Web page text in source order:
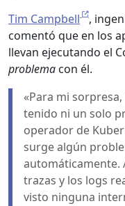
Tim Campbell
,
comentó que en los
llevan ejecutando el
problema con él.
«Para mi
tenido ni un solo
operador de
surge algún
automáticamente.
trazas y los logs
visto ninguna